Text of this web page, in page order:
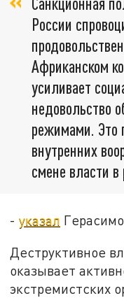
России
Африканском
усиливает
недовольство
режимами. Это
внутренних
смене власти в
-указал
Деструктивное
оказывает
экстремистских